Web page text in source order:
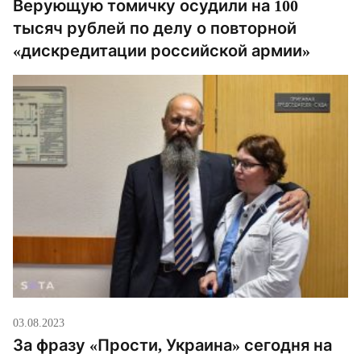
Верующую томичку осудили на 100
тысяч рублей по делу о повторной
«дискредитации российской армии»
03.08.2023
За фразу «Прости, Украина» сегодня на